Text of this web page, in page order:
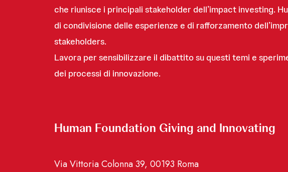
che riunisce i principali stakeholder dell’impact investing.
di condivisione delle esperienze e di rafforzamento
stakeholders.
Lavora per sensibilizzare il dibattito su questi temi e
dei processi di innovazione.
Human Foundation Giving and Innovating
Via Vittoria Colonna 39, 00193 Roma